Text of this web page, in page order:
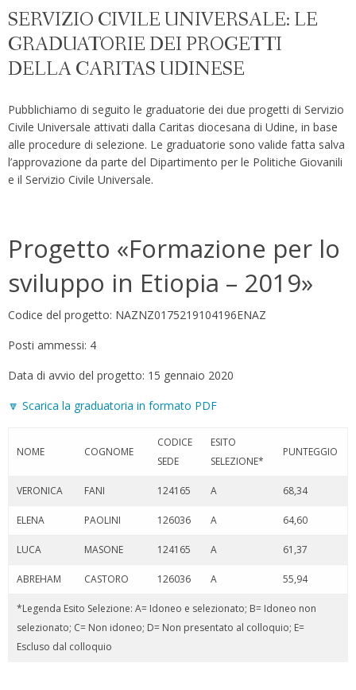
SERVIZIO CIVILE UNIVERSALE: LE
GRADUATORIE DEI PROGETTI
DELLA CARITAS UDINESE
Pubblichiamo di seguito le graduatorie dei due progetti di Servizio
Civile Universale attivati dalla Caritas diocesana di Udine, in base
alle procedure di selezione. Le graduatorie sono valide fatta salva
l’approvazione da parte del Dipartimento per le Politiche Giovanili
e il Servizio Civile Universale.
Progetto «Formazione per lo
sviluppo in Etiopia – 2019»
Codice del progetto: NAZNZ0175219104196ENAZ
Posti ammessi: 4
Data di avvio del progetto: 15 gennaio 2020
🔽 Scarica la graduatoria in formato PDF
NOME COGNOME
CODICE
SEDE
ESITO
SELEZIONE*
PUNTEGGIO
VERONICA FANI 124165 A 68,34
ELENA PAOLINI 126036 A 64,60
LUCA MASONE 124165 A 61,37
ABREHAM CASTORO 126036 A 55,94
*Legenda Esito Selezione: A= Idoneo e selezionato; B= Idoneo non
selezionato; C= Non idoneo; D= Non presentato al colloquio; E=
Escluso dal colloquio